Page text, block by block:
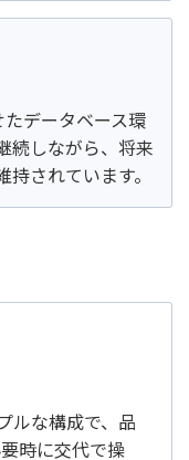
データベース環
続しながら、将来
されています。
ルな構成で、品
時に交代で操